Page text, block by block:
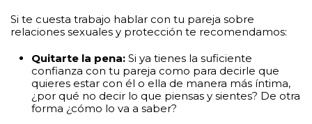
Si te cuesta trabajo hablar con tu pareja sobre
relaciones sexuales y protección te recomendamos:
Quitarte la pena: Si ya tienes la suficiente
confianza con tu pareja como para decirle que
quieres estar con él o ella de manera más íntima,
¿por qué no decir lo que piensas y sientes? De otra
forma ¿cómo lo va a saber?